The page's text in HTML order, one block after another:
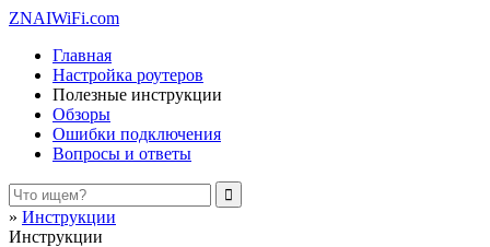
ZNAIWiFi.com
Главная
Настройка роутеров
Полезные инструкции
Обзоры
Ошибки подключения
Вопросы и ответы
» Инструкции
Инструкции